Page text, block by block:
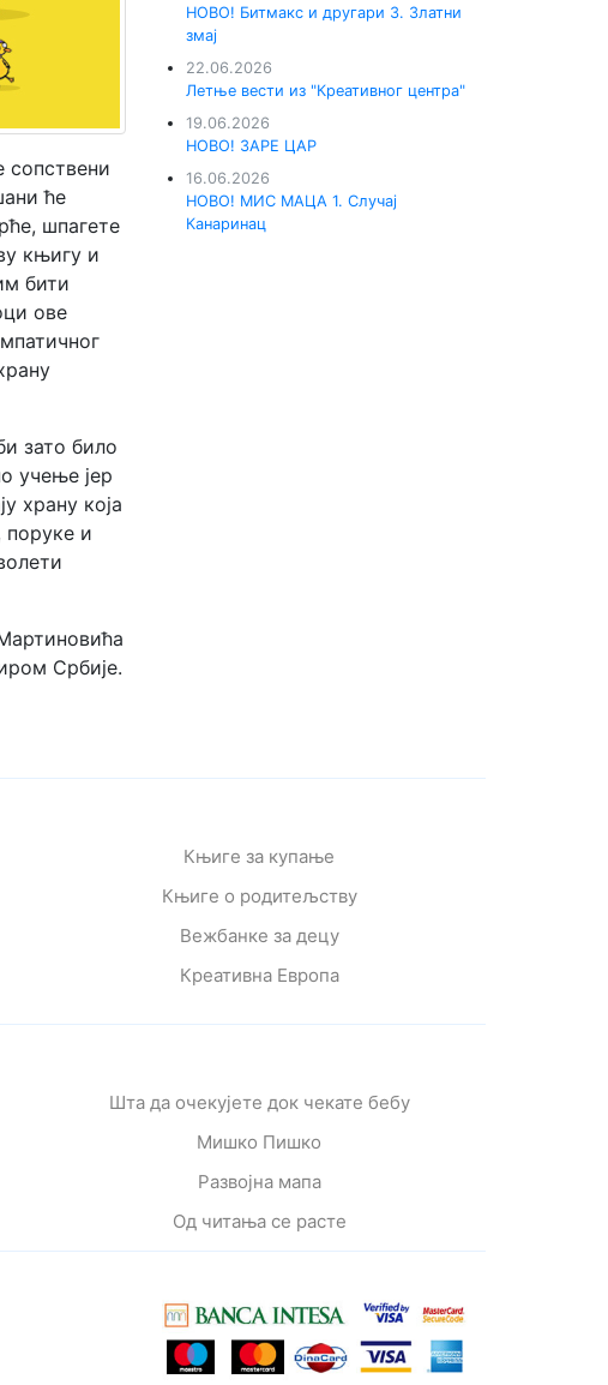
сопствени
ће
шпагете
књигу и
бити
ове
зато било
учење јер
храну која
и
Србије.
НОВО! Битмакс и другари 3. Златни
змај
22.06.2026
Летње вести из "Креативног центра"
19.06.2026
НОВО! ЗАРЕ ЦАР
16.06.2026
НОВО! МИС МАЦА 1. Случај
Канаринац
Књиге за купање
Књиге о родитељству
Вежбанке за децу
Креативна Европа
Шта да очекујете док чекате бебу
Мишко Пишко
Развојна мапа
Од читања се расте